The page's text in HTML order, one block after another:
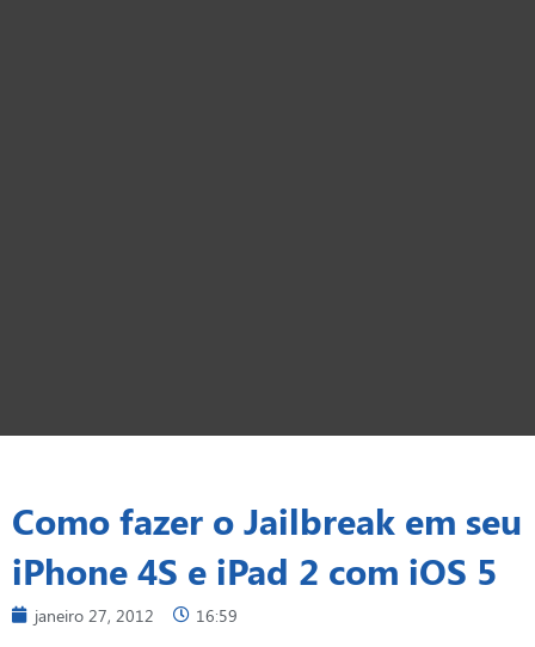
Como fazer o Jailbreak em seu
iPhone 4S e iPad 2 com iOS 5
janeiro 27, 2012 16:59